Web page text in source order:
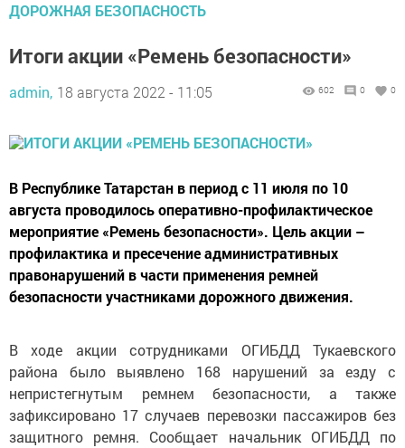
ДОРОЖНАЯ БЕЗОПАСНОСТЬ
Итоги акции «Ремень безопасности»
admin, 18 августа 2022 - 11:05 602 0 0
В Республике Татарстан в период с 11 июля по 10
августа проводилось оперативно-профилактическое
мероприятие «Ремень безопасности». Цель акции –
профилактика и пресечение административных
правонарушений в части применения ремней
безопасности участниками дорожного движения.
В ходе акции сотрудниками ОГИБДД Тукаевского
района было выявлено 168 нарушений за езду с
непристегнутым ремнем безопасности, а также
зафиксировано 17 случаев перевозки пассажиров без
защитного ремня. Сообщает начальник ОГИБДД по